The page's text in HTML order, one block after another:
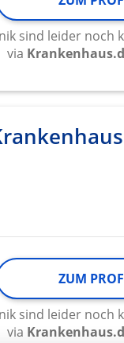
sind leider noch
via
ZUM
sind leider noch
via